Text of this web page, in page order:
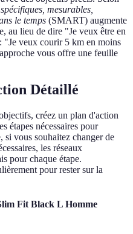
spécifiques, mesurables,
le temps (SMART) augmente
au lieu de dire "Je veux être en
veux courir 5 km en moins
vous offre une feuille
Détaillé
créez un plan d'action
étapes nécessaires pour
si vous souhaitez changer de
les réseaux
pour chaque étape.
pour rester sur la
Fit Black L Homme